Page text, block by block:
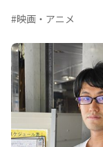
#映画・アニメ